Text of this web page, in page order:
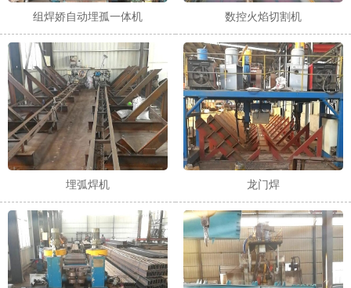
组焊娇自动埋孤一体机 数控火焰切割机
埋弧焊机 龙门焊